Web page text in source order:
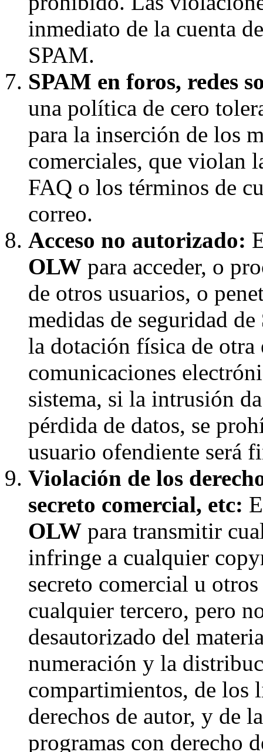
inmediato de la cuenta
SPAM.
SPAM en foros, redes
una política de cero
para la inserción de los
comerciales, que violan
FAQ o los términos de
correo.
Acceso no autorizado:
OLW para acceder, o
de otros usuarios, o
medidas de seguridad de
la dotación física de otra
comunicaciones
sistema, si la intrusión
pérdida de datos, se
usuario ofendiente será
Violación de los
secreto comercial, etc:
OLW para transmitir
infringe a cualquier
secreto comercial u
cualquier tercero, pero
desautorizado del
numeración y la
compartimientos, de los
derechos de autor, y de
programas con derecho